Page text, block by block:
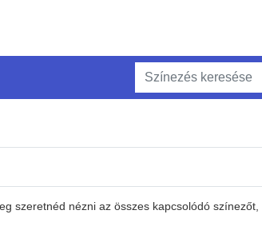
szeretnéd nézni az összes kapcsolódó színezőt,